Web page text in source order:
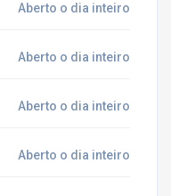
Aberto o dia inteiro
Aberto o dia inteiro
Aberto o dia inteiro
Aberto o dia inteiro